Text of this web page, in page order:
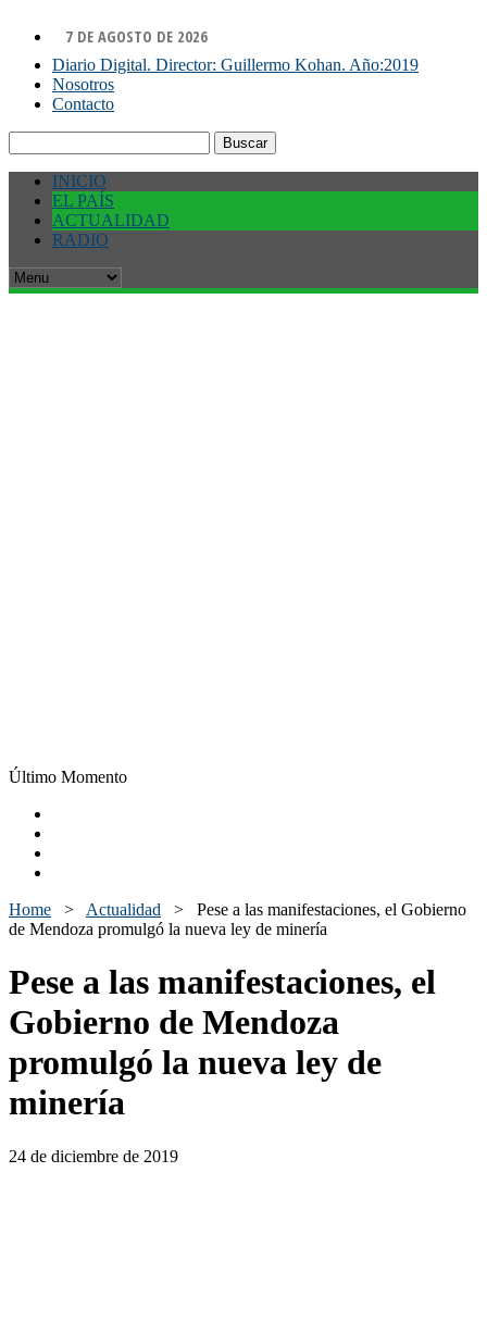
7 DE AGOSTO DE 2026
Diario Digital. Director: Guillermo Kohan. Año:2019
Nosotros
Contacto
INICIO
EL PAÍS
ACTUALIDAD
RADIO
Último Momento
Home > Actualidad > Pese a las manifestaciones, el Gobierno
de Mendoza promulgó la nueva ley de minería
Pese a las manifestaciones, el
Gobierno de Mendoza
promulgó la nueva ley de
minería
24 de diciembre de 2019